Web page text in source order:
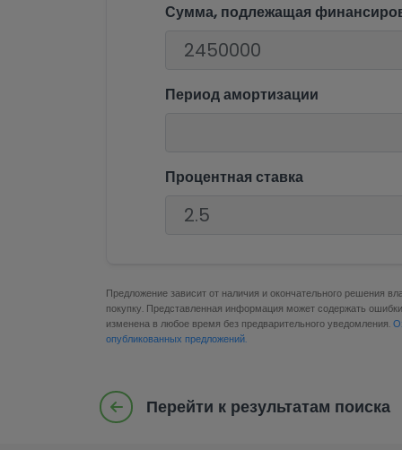
Сумма, подлежащая
Период амортизации
Процентная ставка
Предложение зависит от наличия и окончательного решения
покупку. Представленная информация может содержать
изменена в любое время без предварительного уведомления.
опубликованных предложений.
Перейти к результатам поиска